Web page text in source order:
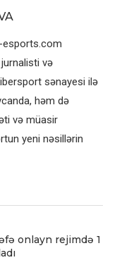
esports.com
jurnalisti və
sənayesi ilə
həm də
və müasir
yeni nəsillərin
onlayn rejimdə 1